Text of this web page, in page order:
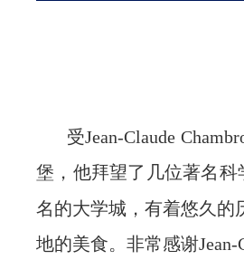
受Jean-Claude
堡，他拜望了几位著名科
名的大学城，有着悠久的
地的美食。非常感谢